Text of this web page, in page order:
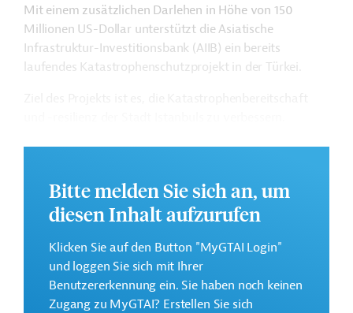
Mit einem zusätzlichen Darlehen in Höhe von 150
Millionen US-Dollar unterstützt die Asiatische
Infrastruktur-Investitionsbank (AIIB) ein bereits
laufendes Katastrophenschutzprojekt in der Türkei.
Weitere Informationen zu dem geplanten
und im Originaldokument, das zum Download
bereitsteht.
150 Millionen US-Dollar
Geberbeitrag:
150 Millionen US-Dollar (Darlehen)
Bitte melden Sie sich an, um
diesen Inhalt aufzurufen
Klicken Sie auf den Button "MyGTAI Login"
und loggen Sie sich mit Ihrer
Benutzererkennung ein. Sie haben noch keinen
Zugang zu MyGTAI? Erstellen Sie sich